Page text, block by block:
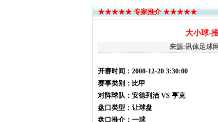
★★★★★ 专家推介 ★★★★★
大小球-
来源:讯体足球
开赛时间 ：2008-12-20 3:30:00
赛事类别 ：比甲
对阵球队 ：安德列治 VS 亨克
盘口类型 ：让球盘
盘口推介 ：一球